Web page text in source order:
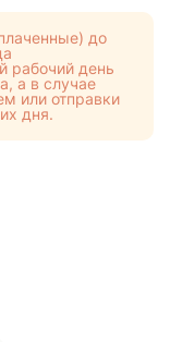
до
рабочий день
а в случае
или отправки
дня.